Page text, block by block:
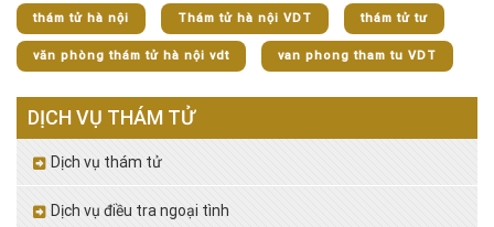
thám tử hà nội Thám tử hà nội VDT thám tử tư
văn phòng thám tử hà nội vdt van phong tham tu VDT
DỊCH VỤ THÁM TỬ
Dịch vụ thám tử
Dịch vụ điều tra ngoại tình